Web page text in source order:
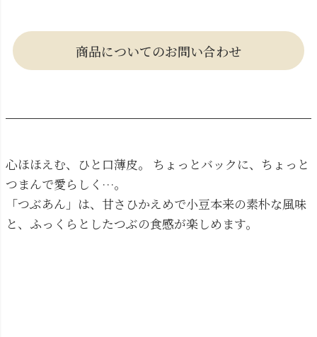
商品についてのお問い合わせ
心ほほえむ、ひと口薄皮。 ちょっとバックに、ちょっと
つまんで愛らしく…。
「つぶあん」は、甘さひかえめで小豆本来の素朴な風味
と、ふっくらとしたつぶの食感が楽しめます。